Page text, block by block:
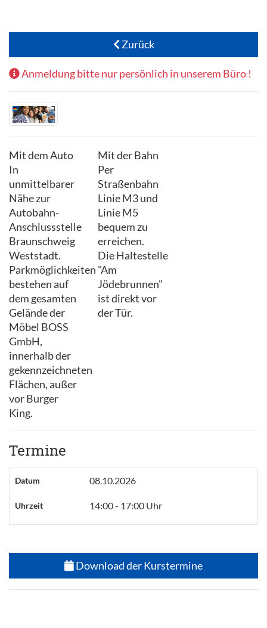
Zurück
Anmeldung bitte nur persönlich in unserem Büro !
Mit dem Auto
In
unmittelbarer
Nähe zur
Autobahn-
Anschlussstelle
Braunschweig
Weststadt.
Parkmöglichkeiten
bestehen auf
dem gesamten
Gelände der
Möbel BOSS
GmbH,
innerhalb der
gekennzeichneten
Flächen, außer
vor Burger
King.
Mit der Bahn
Per
Straßenbahn
Linie M3 und
Linie M5
bequem zu
erreichen.
Die Haltestelle
"Am
Jödebrunnen"
ist direkt vor
der Tür.
Termine
Datum 08.10.2026
Uhrzeit 14:00 - 17:00 Uhr
Download der Kurstermine